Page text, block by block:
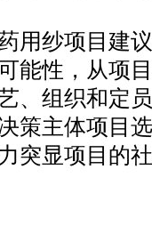
纱项目建议
能性，从项
、组织和定
策主体项目
突显项目的